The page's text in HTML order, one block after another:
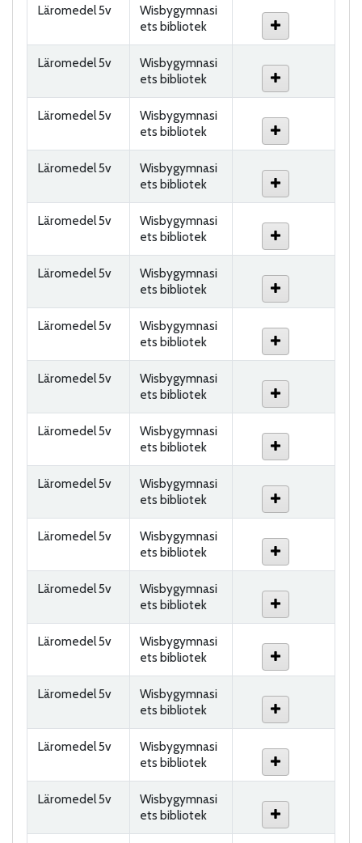
Läromedel 5v
Wisbygymnasi
ets bibliotek
Läromedel 5v
Wisbygymnasi
ets bibliotek
Läromedel 5v
Wisbygymnasi
ets bibliotek
Läromedel 5v
Wisbygymnasi
ets bibliotek
Läromedel 5v
Wisbygymnasi
ets bibliotek
Läromedel 5v
Wisbygymnasi
ets bibliotek
Läromedel 5v
Wisbygymnasi
ets bibliotek
Läromedel 5v
Wisbygymnasi
ets bibliotek
Läromedel 5v
Wisbygymnasi
ets bibliotek
Läromedel 5v
Wisbygymnasi
ets bibliotek
Läromedel 5v
Wisbygymnasi
ets bibliotek
Läromedel 5v
Wisbygymnasi
ets bibliotek
Läromedel 5v
Wisbygymnasi
ets bibliotek
Läromedel 5v
Wisbygymnasi
ets bibliotek
Läromedel 5v
Wisbygymnasi
ets bibliotek
Läromedel 5v
Wisbygymnasi
ets bibliotek